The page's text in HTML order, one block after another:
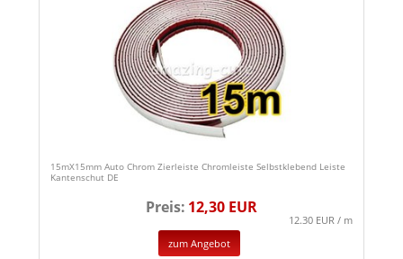
15mX15mm Auto Chrom Zierleiste Chromleiste Selbstklebend Leiste
Kantenschut DE
Preis: 12,30 EUR
12.30 EUR / m
zum Angebot